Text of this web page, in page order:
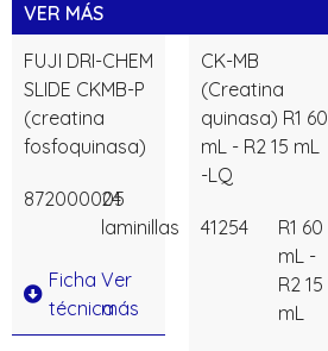
VER MÁS
FUJI DRI-CHEM
SLIDE CKMB-P
(creatina
fosfoquinasa)
872000005
24
laminillas
Ficha
técnica
Ver
más
CK-MB
(Creatina
quinasa) R1 60
mL - R2 15 mL
-LQ
41254
R1 60
mL -
R2 15
mL